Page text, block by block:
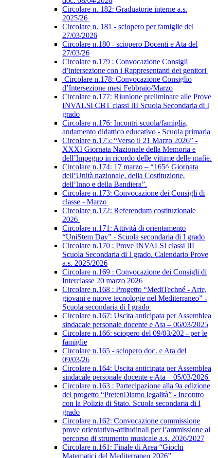
Circolare n. 182: Graduatorie interne a.s.
2025/26
Circolare n. 181 - sciopero per famiglie del
27/03/2026
Circolare n.180 - sciopero Docenti e Ata del
27/03/26
Circolare n.179 : Convocazione Consigli
d’intersezione con i Rappresentanti dei genitori
Circolare n.178: Convocazione Consiglio
d’Intersezione mesi Febbraio/Marzo
Circolare n.177: Riunione preliminare alle Prove
INVALSI CBT classi III Scuola Secondaria di I
grado
Circolare n.176: Incontri scuola/famiglia,
andamento didattico educativo - Scuola primaria
Circolare n.175: “Verso il 21 Marzo 2026” -
XXXI Giornata Nazionale della Memoria e
dell’Impegno in ricordo delle vittime delle mafie.
Circolare n.174: 17 marzo – “165^ Giornata
dell’Unità nazionale, della Costituzione,
dell’Inno e della Bandiera”.
Circolare n.173: Convocazione dei Consigli di
classe - Marzo
Circolare n.172: Referendum costituzionale
2026
Circolare n.171: Attività di orientamento
“UniStem Day” - Scuola secondaria di I grado
Circolare n.170 : Prove INVALSI classi III
Scuola Secondaria di I grado. Calendario Prove
a.s. 2025/2026
Circolare n.169 : Convocazione dei Consigli di
Interclasse 20 marzo 2026
Circolare n.168 : Progetto “MediTechné - Arte,
giovani e nuove tecnologie nel Mediterraneo” -
Scuola secondaria di I grado
Circolare n.167: Uscita anticipata per Assemblea
sindacale personale docente e Ata – 06/03/2025
Circolare n.166: sciopero del 09/03/202 - per le
famiglie
Circolare n.165 - sciopero doc. e Ata del
09/03/26
Circolare n.164: Uscita anticipata per Assemblea
sindacale personale docente e Ata – 05/03/2026
Circolare n.163 : Partecipazione alla 9a edizione
del progetto “PretenDiamo legalità” - Incontro
con la Polizia di Stato. Scuola secondaria di I
grado
Circolare n.162: Convocazione commissione
prove orientativo-attitudinali per l’ammissione al
percorso di strumento musicale a.s. 2026/2027
Circolare n.161: Finale di Area “Giochi
Matematici del Mediterraneo 2026”